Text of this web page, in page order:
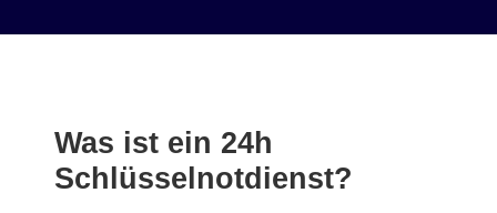
Was ist ein 24h
Schlüsselnotdienst?